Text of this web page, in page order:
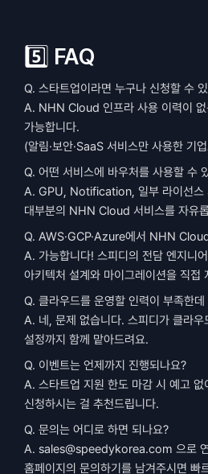
5️⃣ FAQ
Q. 스타트업이라면 누구나 신청할 수
A. NHN Cloud 인프라 사용 이력이 없
가능합니다.
(알림·보안·SaaS 서비스만 사용한 기
Q. 어떤 서비스에 바우처를 사용할 수
A. GPU, Notification, 일부 라이선스
대부분의 NHN Cloud 서비스를 자유
Q. AWS·GCP·Azure에서 NHN
A. 가능합니다! 스피디의 전담 엔지니
아키텍처 설계와 마이그레이션을 직접
Q. 클라우드를 운영할 인력이 부족한
A. 네, 문제 없습니다. 스피디가 클라우
설정까지 함께 맡아드려요.
Q. 이벤트는 언제까지 진행되나요?
A. 스타트업 지원 한도 마감 시 예고
신청하시는 걸 추천드립니다.
Q. 문의는 어디로 하면 되나요?
A. sales@speedykorea.com 으로 연
홈페이지의 문의하기를 남겨주시면 빠